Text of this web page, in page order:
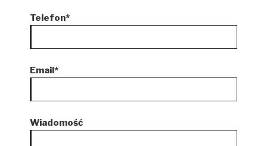
Telefon*
Email*
Wiadomość